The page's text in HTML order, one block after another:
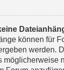
können für
werden.
möglicherweise